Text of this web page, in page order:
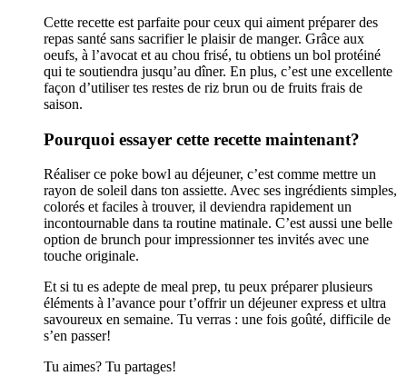
Cette recette est parfaite pour ceux qui aiment préparer des
repas santé sans sacrifier le plaisir de manger. Grâce aux
oeufs, à l’avocat et au chou frisé, tu obtiens un bol protéiné
qui te soutiendra jusqu’au dîner. En plus, c’est une excellente
façon d’utiliser tes restes de riz brun ou de fruits frais de
saison.
Pourquoi essayer cette recette maintenant?
Réaliser ce poke bowl au déjeuner, c’est comme mettre un
rayon de soleil dans ton assiette. Avec ses ingrédients simples,
colorés et faciles à trouver, il deviendra rapidement un
incontournable dans ta routine matinale. C’est aussi une belle
option de brunch pour impressionner tes invités avec une
touche originale.
Et si tu es adepte de meal prep, tu peux préparer plusieurs
éléments à l’avance pour t’offrir un déjeuner express et ultra
savoureux en semaine. Tu verras : une fois goûté, difficile de
s’en passer!
Tu aimes? Tu partages!